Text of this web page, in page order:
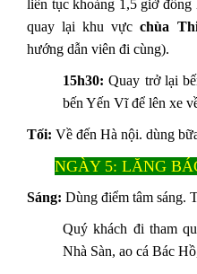
liên tục khoảng 1,5 giờ
quay lại khu vựcchùa
hướng dẫn viên đi cùng).
15h30: Quay trở lại
bến Yến Vĩ để lên xe
Tối: Về đến Hà nội. dùng
NGÀY 5: LĂNG
Sáng: Dùng điểm tâm sáng.
Quý khách đi tham
Nhà Sàn, ao cá Bác